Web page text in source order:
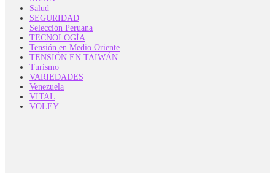
Salud
SEGURIDAD
Selección Peruana
TECNOLOGÍA
Tensión en Medio Oriente
TENSIÓN EN TAIWÁN
Turismo
VARIEDADES
Venezuela
VITAL
VOLEY